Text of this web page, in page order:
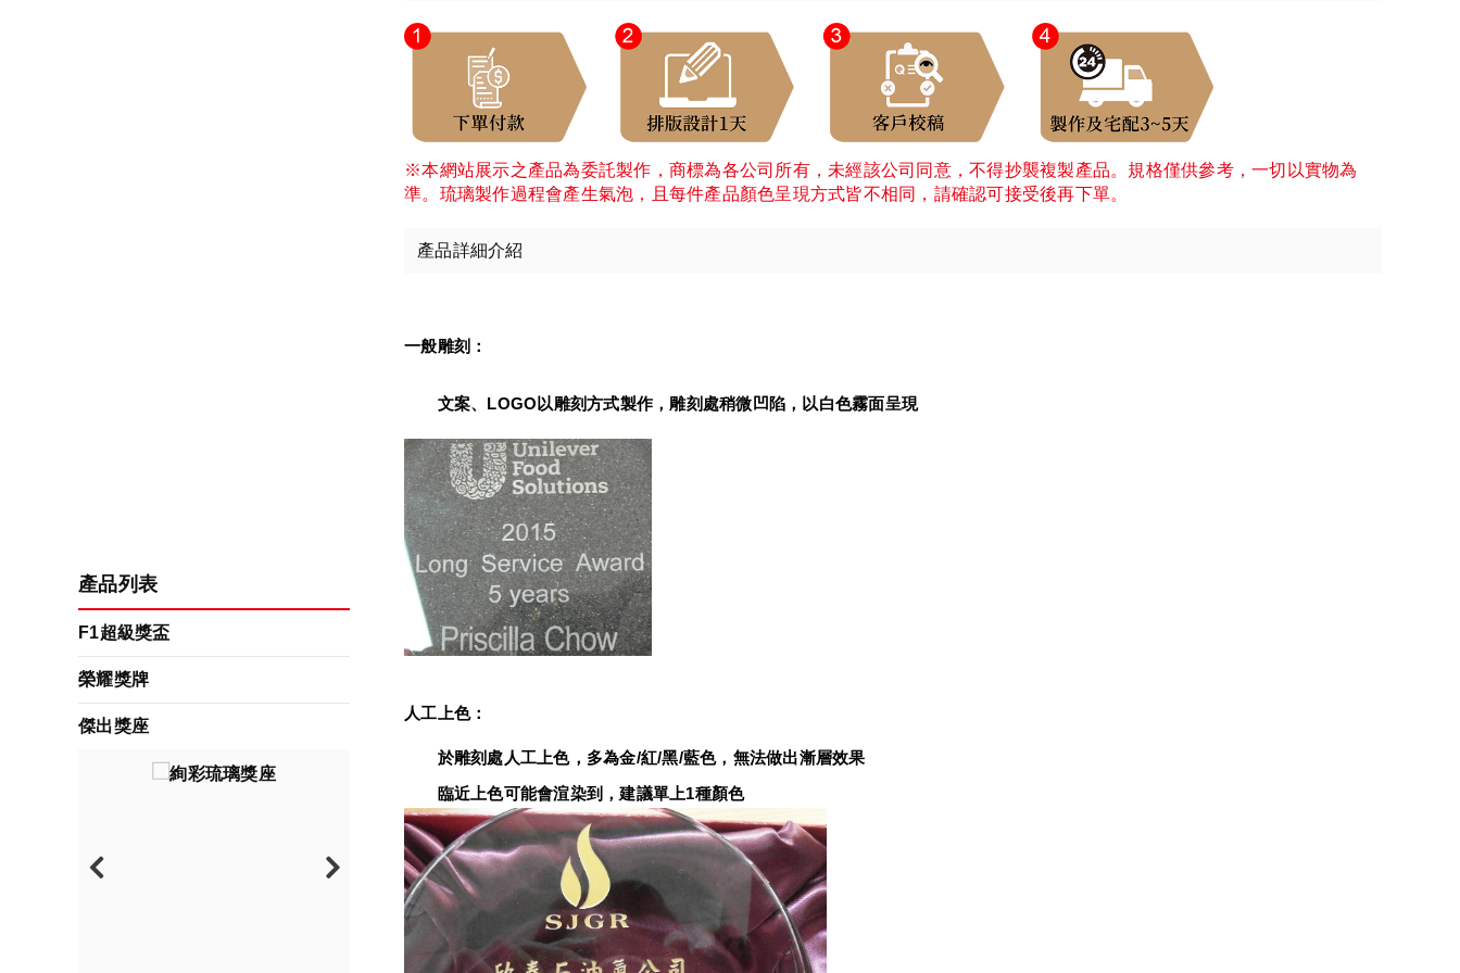
產品列表
F1超級獎盃
榮耀獎牌
傑出獎座
※本網站展示之產品為委託製作，商標為各公司所有，未經該公司同意，不得抄襲複製產品。規格僅供參考，一切以實物為
準。琉璃製作過程會產生氣泡，且每件產品顏色呈現方式皆不相同，請確認可接受後再下單。
產品詳細介紹
一般雕刻：
文案、LOGO以雕刻方式製作，雕刻處稍微凹陷，以白色霧面呈現
人工上色：
於雕刻處人工上色，多為金/紅/黑/藍色，無法做出漸層效果
臨近上色可能會渲染到，建議單上1種顏色